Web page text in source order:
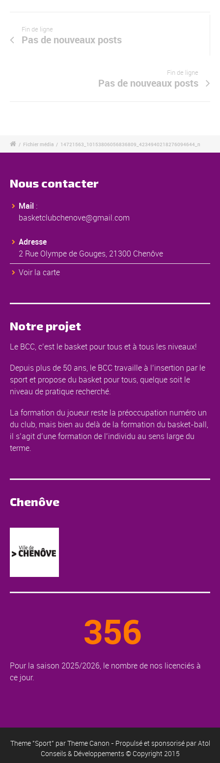
Fin de ligne
Pas de nouveaux posts
Fin de ligne
Pas de nouveaux posts
/ Fichier média / 14721563_10153806056836809_4234940218276094644_n
Nous contacter
Mail :
basketclubchenove@gmail.com
Adresse
2 Rue Olympe de Gouges, 21300 Chenôve
Voir la carte
Notre projet
Le BCC, c’est le basket pour tous et à tous les niveaux!
Depuis plus de 50 ans, le BCC travaille à l’insertion par le
sport et propose du basket pour tous, quelque soit le
niveau de pratique recherché.
La formation du joueur reste la préoccupation numéro un
du club, mais bien au delà de la formation du basket-ball,
il s’agit d’une formation de l’individu au sens large du
terme.
Chenôve
356
Pour la saison 2025/2026, le nombre de nos licenciés à
ce jour.
Theme "Sport" parTheme Canon - Propulsé et sponsorisé parAtol
Conseils & Développements© Copyright 2015